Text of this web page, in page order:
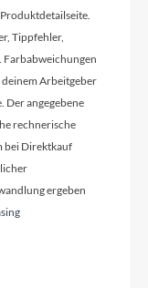
Tippfehler,
Farbabweichungen
Arbeitgeber
Der angegebene
rechnerische
bei Direktkauf
ergeben